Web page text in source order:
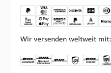
Wir versenden weltweit mit: